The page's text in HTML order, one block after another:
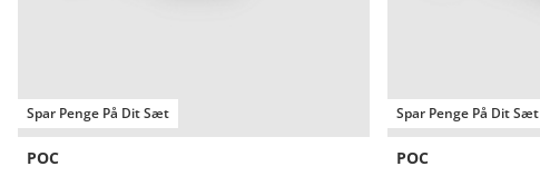
Spar Penge På Dit Sæt
POC
Spar Penge På Dit Sæt
POC